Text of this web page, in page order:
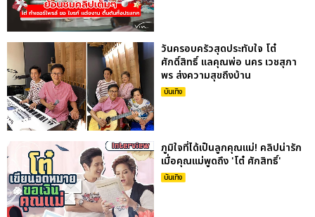
วันครอบครัวสุดประทับใจ โต๋
ศักดิ์สิทธิ์ แลคุณพ่อ นคร เวชสุภา
พร ส่งความสุขถึงบ้าน
บันเทิง
ภูมิใจที่ได้เป็นลูกคุณแม่! คลิปน่ารัก
เมื่อคุณแม่พูดถึง 'โต๋ ศักสิทธิ์'
บันเทิง